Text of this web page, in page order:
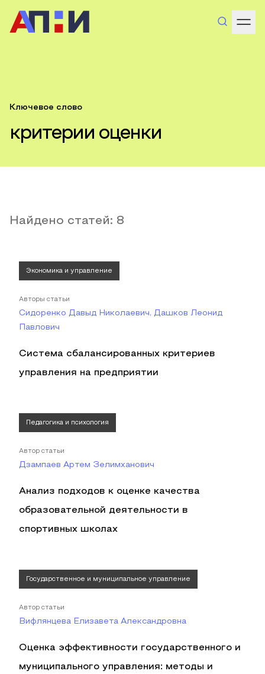
Ключевое слово
критерии оценки
Найдено статей: 8
Экономика и управление
Авторы статьи
Сидоренко Давыд Николаевич, Дашков Леонид
Павлович
Система сбалансированных критериев
управления на предприятии
Педагогика и психология
Автор статьи
Дзампаев Артем Зелимханович
Анализ подходов к оценке качества
образовательной деятельности в
спортивных школах
Государственное и муниципальное управление
Автор статьи
Вифлянцева Елизавета Александровна
Оценка эффективности государственного и
муниципального управления: методы и